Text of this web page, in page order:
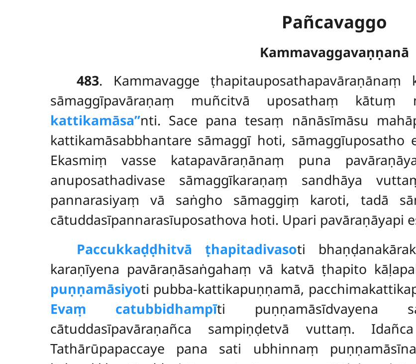
Pañcavaggo
Kammavaggavaṇṇanā
483. Kammavagge
sāmaggīpavāraṇaṃ muñcitvā uposathaṃ
kattikamāsa’’nti. Sace pana tesaṃ nānāsīmāsu
kattikamāsabbhantare sāmaggī hoti,
Ekasmiṃ vasse katapavāraṇānaṃ puna
anuposathadivase sāmaggīkaraṇaṃ sandhāya
pannarasiyaṃ vā saṅgho sāmaggiṃ karoti, tadā
cātuddasīpannarasīuposathova hoti. Upari pavāraṇāyapi
Paccukkaḍḍhitvā ṭhapitadivasoti
karaṇīyena pavāraṇāsaṅgahaṃ vā katvā ṭhapito
puṇṇamāsiyoti pubba-kattikapuṇṇamā,
Evaṃ catubbidhampīti puṇṇamāsīdvayena
cātuddasīpavāraṇañca sampiṇḍetvā vuttaṃ.
Tathārūpapaccaye pana sati ubhinnaṃ